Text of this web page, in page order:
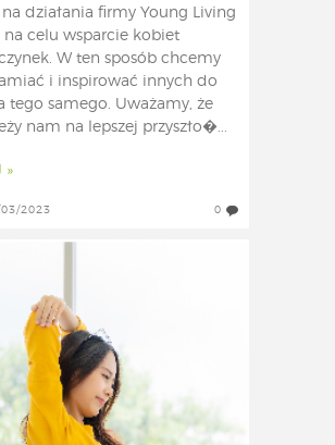
na działania firmy Young Living
na celu wsparcie kobiet
W ten sposób chcemy
i inspirować innych do
tego samego. Uważamy, że
nam na lepszej przyszło�...
»
2023 0